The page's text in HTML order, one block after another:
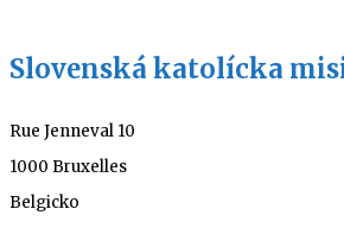
Slovenská katolícka
Rue Jenneval 10
1000 Bruxelles
Belgicko